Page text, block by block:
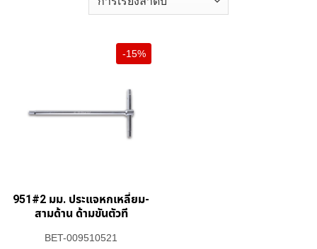
-15%
951#2 มม. ประแจหกเหลี่ยม-
สามด้าน ด้ามขันตัวที
BET-009510521